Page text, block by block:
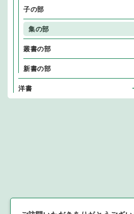
子の部
集の部
叢書の部
新書の部
洋書